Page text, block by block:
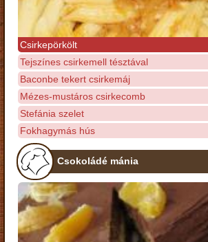
Csirkepörkölt
Tejszínes csirkemell tésztával
Baconbe tekert csirkemáj
Mézes-mustáros csirkecomb
Stefánia szelet
Fokhagymás hús
Csokoládé mánia